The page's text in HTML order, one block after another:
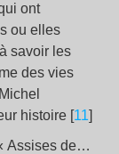
ont
ou elles
savoir les
des vies
histoire [11]
Assises de…